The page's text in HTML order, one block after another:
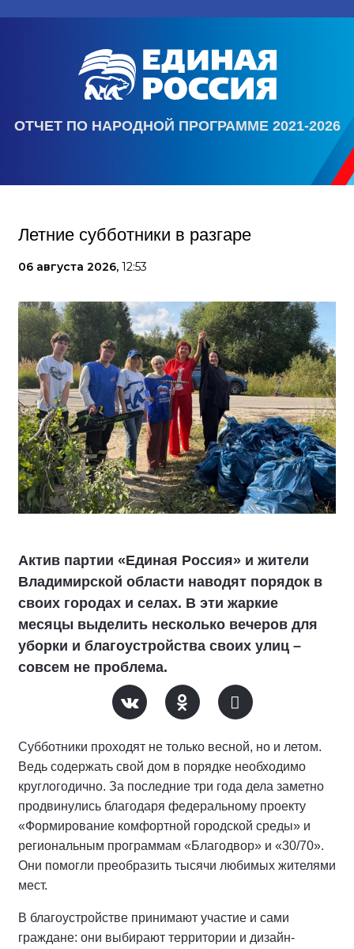
ОТЧЕТ ПО НАРОДНОЙ ПРОГРАММЕ 2021-2026
Летние субботники в разгаре
06 августа 2026, 12:53
Актив партии «Единая Россия» и жители
Владимирской области наводят порядок в
своих городах и селах. В эти жаркие
месяцы выделить несколько вечеров для
уборки и благоустройства своих улиц –
совсем не проблема.
Субботники проходят не только весной, но и летом.
Ведь содержать свой дом в порядке необходимо
круглогодично. За последние три года дела заметно
продвинулись благодаря федеральному проекту
«Формирование комфортной городской среды» и
региональным программам «Благодвор» и «30/70».
Они помогли преобразить тысячи любимых жителями
мест.
В благоустройстве принимают участие и сами
граждане: они выбирают территории и дизайн-